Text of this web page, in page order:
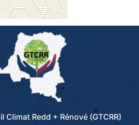
Climat Redd + Rénové (GTCRR)